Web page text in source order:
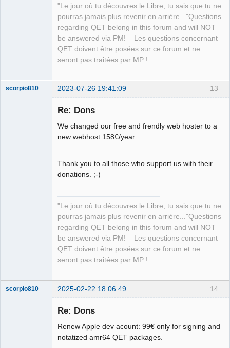
"Le jour où tu découvres le Libre, tu sais que tu ne
pourras jamais plus revenir en arrière..."Questions
regarding QET belong in this forum and will NOT
be answered via PM! – Les questions concernant
QET doivent être posées sur ce forum et ne
seront pas traitées par MP !
13
scorpio810 2023-07-26 19:41:09
Re: Dons
We changed our free and frendly web hoster to a
new webhost 158€/year.
Thank you to all those who support us with their
donations. ;-)
"Le jour où tu découvres le Libre, tu sais que tu ne
pourras jamais plus revenir en arrière..."Questions
regarding QET belong in this forum and will NOT
be answered via PM! – Les questions concernant
QET doivent être posées sur ce forum et ne
seront pas traitées par MP !
14
scorpio810 2025-02-22 18:06:49
Re: Dons
Renew Apple dev acount: 99€ only for signing and
notatized amr64 QET packages.